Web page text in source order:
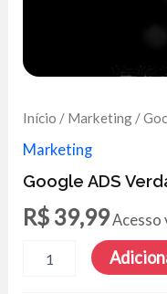
Início / Marketing /
Marketing
Google ADS
R$ 39,99Acesso
ADS